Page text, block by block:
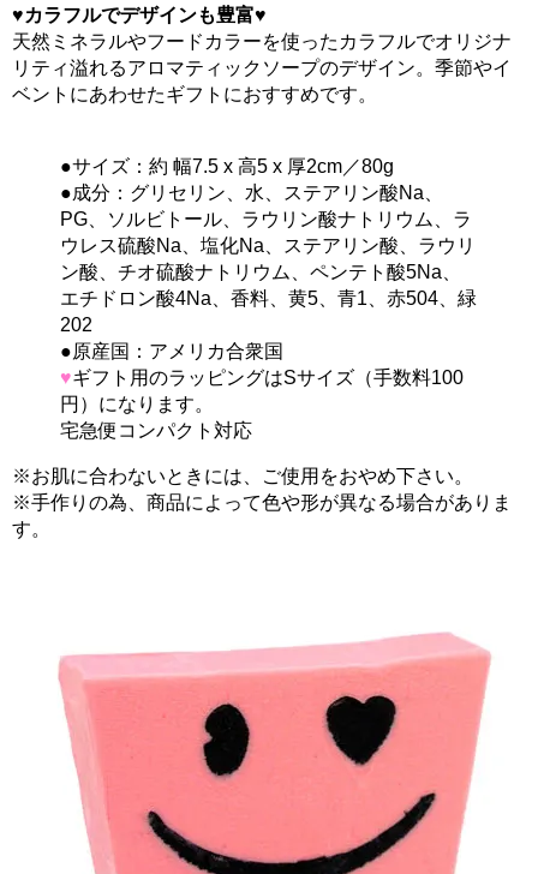
♥カラフルでデザインも豊富♥
天然ミネラルやフードカラーを使ったカラフルでオリジナ
リティ溢れるアロマティックソープのデザイン。季節やイ
ベントにあわせたギフトにおすすめです。
●サイズ：約 幅7.5 x 高5 x 厚2cm／80g
●成分：グリセリン、水、ステアリン酸Na、
PG、ソルビトール、ラウリン酸ナトリウム、ラ
ウレス硫酸Na、塩化Na、ステアリン酸、ラウリ
ン酸、チオ硫酸ナトリウム、ペンテト酸5Na、
エチドロン酸4Na、香料、黄5、青1、赤504、緑
202
●原産国：アメリカ合衆国
♥ギフト用のラッピングはSサイズ（手数料100
円）になります。
宅急便コンパクト対応
※お肌に合わないときには、ご使用をおやめ下さい。
※手作りの為、商品によって色や形が異なる場合がありま
す。